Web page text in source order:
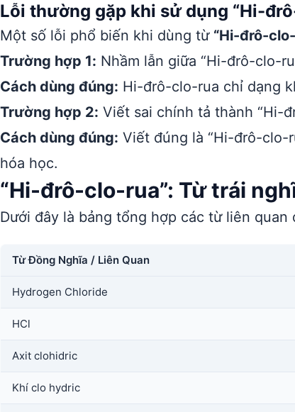
Lỗi thường gặp khi sử dụng “Hi-
Một số lỗi phổ biến khi dùng từ “Hi-đrô-
Trường hợp 1: Nhầm lẫn giữa “Hi-đrô-clo-
Cách dùng đúng: Hi-đrô-clo-rua chỉ dạng
Trường hợp 2: Viết sai chính tả thành “Hi-
Cách dùng đúng: Viết đúng là “Hi-đrô-clo-
hóa học.
“Hi-đrô-clo-rua”: Từ trái
Dưới đây là bảng tổng hợp các từ liên quan
Từ Đồng Nghĩa / Liên Quan
Hydrogen Chloride
HCl
Axit clohidric
Khí clo hydric